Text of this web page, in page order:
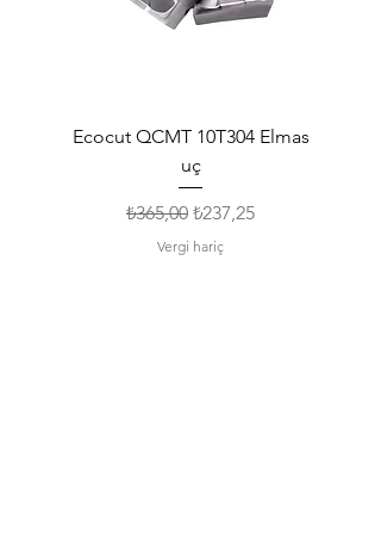
Ecocut QCMT 10T304 Elmas
uç
Normal Fiyat
₺365,00 İndirimli Fiyat
₺237,25
Vergi hariç